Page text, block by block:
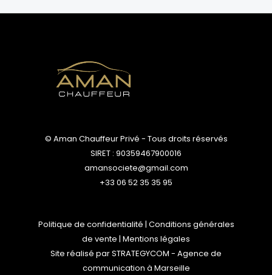
© Aman Chauffeur Privé - Tous droits réservés
SIRET : 90359467900016
amansociete@gmail.com
+33 06 52 35 35 95
Politique de confidentialité | Conditions générales
de vente | Mentions légales
Site réalisé parSTRATEGYCOM - Agence de
communication à Marseille